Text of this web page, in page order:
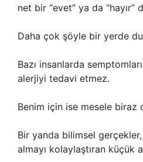
net bir “evet” ya da “hayır”
Daha çok şöyle bir yerde
Bazı insanlarda
alerjiyi tedavi etmez.
Benim için ise mesele biraz
Bir yanda bilimsel
almayı kolaylaştıran küçük